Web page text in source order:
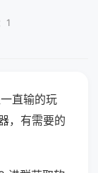
1
直输的玩
，有需要的